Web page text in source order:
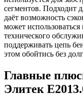
сегментов. Подходит
даёт возможность
может
технического
поддерживать цепь
этом обойтись без
Главные
Элитек